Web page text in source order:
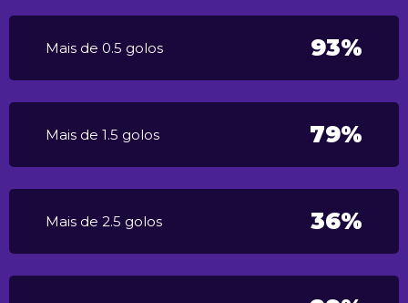
Mais de 0.5 golos 93%
Mais de 1.5 golos 79%
Mais de 2.5 golos 36%